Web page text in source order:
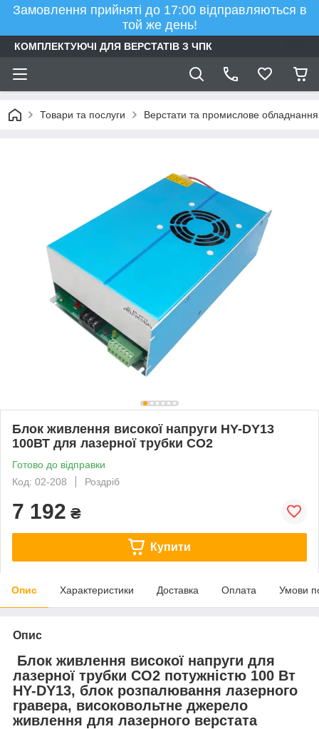
Замовлення прийняті до 17:00 відправляються в
той же день!
КОМПЛЕКТУЮЧІ ДЛЯ ВЕРСТАТІВ З ЧПК
Товари та послуги Верстати та промислове обладнання
Блок живлення високої напруги HY-DY13
100ВТ для лазерної трубки CO2
Готово до відправки
Код: 02-208
Роздріб
7 192 ₴
Купити
Опис Характеристики Доставка Оплата Умови
Опис
Блок живлення високої напруги для
лазерної трубки CO2 потужністю 100 Вт
HY-DY13, блок розпалювання лазерного
гравера, високовольтне джерело
живлення для лазерного верстата